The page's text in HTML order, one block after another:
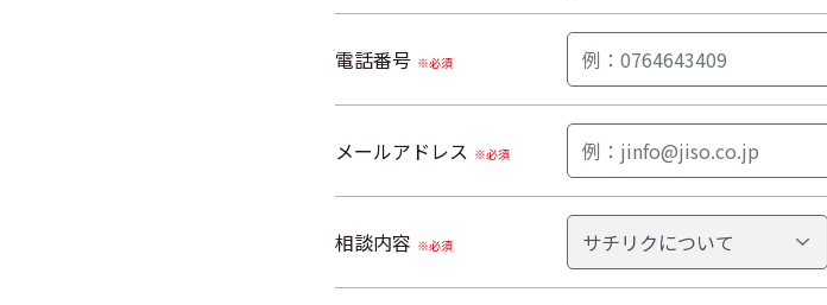
電話番号 ※必須
メールアドレス ※必須
相談内容 ※必須